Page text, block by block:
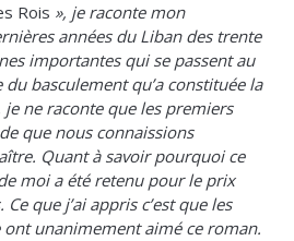
Rois », je raconte mon
années du Liban des trente
importantes qui se passent au
du basculement qu’a constituée la
je ne raconte que les premiers
que nous connaissions
Quant à savoir pourquoi ce
moi a été retenu pour le prix
que j’ai appris c’est que les
ont unanimement aimé ce roman.